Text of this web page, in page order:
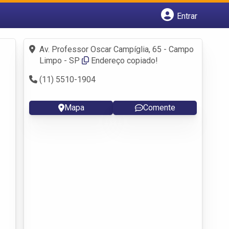
Entrar
Fazer login
Criar conta
Av. Professor Oscar Campíglia, 65 - Campo
Limpo - SP
Endereço copiado!
(11) 5510-1904
Mapa Comente